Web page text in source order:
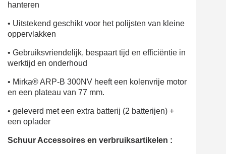
hanteren
• Uitstekend geschikt voor het polijsten van kleine
oppervlakken
• Gebruiksvriendelijk, bespaart tijd en efficiëntie in
werktijd en onderhoud
• Mirka® ARP-B 300NV heeft een kolenvrije motor
en een plateau van 77 mm.
• geleverd met een extra batterij (2 batterijen) +
een oplader
Schuur Accessoires en verbruiksartikelen :